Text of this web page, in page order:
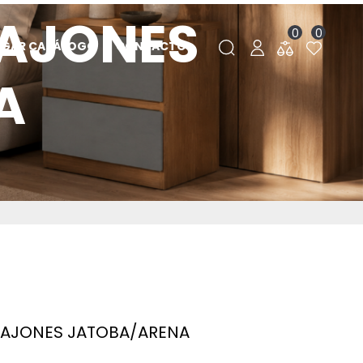
CATÁLOGO CONTACTO
0 0
JATOBA/ARENA